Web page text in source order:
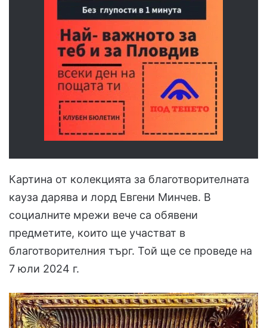
Картина от колекцията за благотворителната
кауза дарява и лорд Евгени Минчев. В
социалните мрежи вече са обявени
предметите, които ще участват в
благотворителния търг. Той ще се проведе на
7 юли 2024 г.